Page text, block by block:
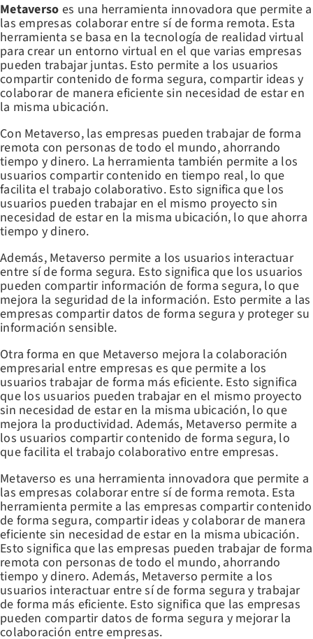
Metaverso es una herramienta innovadora que permite a
las empresas colaborar entre sí de forma remota. Esta
herramienta se basa en la tecnología de realidad virtual
para crear un entorno virtual en el que varias empresas
pueden trabajar juntas. Esto permite a los usuarios
compartir contenido de forma segura, compartir ideas y
colaborar de manera eficiente sin necesidad de estar en
la misma ubicación.
Con Metaverso, las empresas pueden trabajar de forma
remota con personas de todo el mundo, ahorrando
tiempo y dinero. La herramienta también permite a los
usuarios compartir contenido en tiempo real, lo que
facilita el trabajo colaborativo. Esto significa que los
usuarios pueden trabajar en el mismo proyecto sin
necesidad de estar en la misma ubicación, lo que ahorra
tiempo y dinero.
Además, Metaverso permite a los usuarios interactuar
entre sí de forma segura. Esto significa que los usuarios
pueden compartir información de forma segura, lo que
mejora la seguridad de la información. Esto permite a las
empresas compartir datos de forma segura y proteger su
información sensible.
Otra forma en que Metaverso mejora la colaboración
empresarial entre empresas es que permite a los
usuarios trabajar de forma más eficiente. Esto significa
que los usuarios pueden trabajar en el mismo proyecto
sin necesidad de estar en la misma ubicación, lo que
mejora la productividad. Además, Metaverso permite a
los usuarios compartir contenido de forma segura, lo
que facilita el trabajo colaborativo entre empresas.
Metaverso es una herramienta innovadora que permite a
las empresas colaborar entre sí de forma remota. Esta
herramienta permite a las empresas compartir contenido
de forma segura, compartir ideas y colaborar de manera
eficiente sin necesidad de estar en la misma ubicación.
Esto significa que las empresas pueden trabajar de forma
remota con personas de todo el mundo, ahorrando
tiempo y dinero. Además, Metaverso permite a los
usuarios interactuar entre sí de forma segura y trabajar
de forma más eficiente. Esto significa que las empresas
pueden compartir datos de forma segura y mejorar la
colaboración entre empresas.